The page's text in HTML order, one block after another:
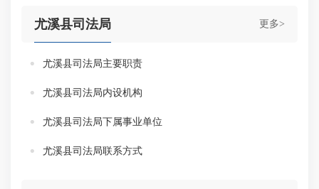
更多>
尤溪县司法局
尤溪县司法局主要职责
尤溪县司法局内设机构
尤溪县司法局下属事业单位
尤溪县司法局联系方式